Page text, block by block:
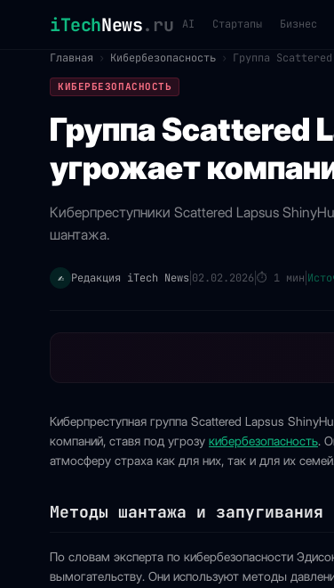
iTechNews.ru AI Стартапы Бизнес
Главная
› Кибербезопасность › Группа
КИБЕРБЕЗОПАСНОСТЬ
Группа Scattered
угрожает
Киберпреступники Scattered Lapsus
шантажа.
✍️ Редакция iTech News 02.02.2026⏱ 1 мин
Киберпреступная группа Scattered Lapsus
компаний, ставя под угрозу кибербезопасность.
атмосферу страха как для них, так и для их семей.
Методы шантажа и запугивания
По словам эксперта по кибербезопасности
вымогательству. Они используют методы